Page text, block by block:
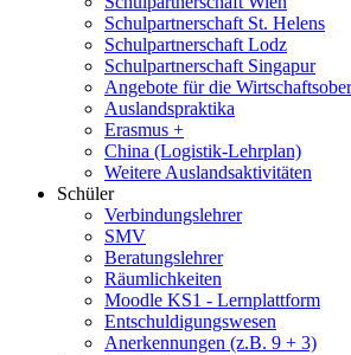
Schulpartnerschaft St. Helens
Schulpartnerschaft Lodz
Schulpartnerschaft Singapur
Angebote für die
Auslandspraktika
Erasmus +
China (Logistik-Lehrplan)
Weitere Auslandsaktivitäten
Schüler
Verbindungslehrer
SMV
Beratungslehrer
Räumlichkeiten
Moodle KS1 - Lernplattform
Entschuldigungswesen
Anerkennungen (z.B. 9 + 3)